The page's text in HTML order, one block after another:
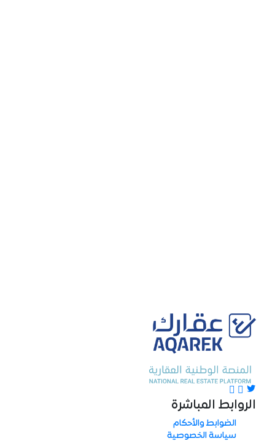
الروابط المباشرة
الضوابط والأحكام
سياسة الخصوصية